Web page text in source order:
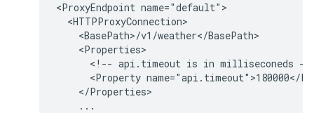
<ProxyEndpoint name="default">
  <HTTPProxyConnection>
    <BasePath>/v1/weather</BasePath>
    <Properties>
<!-- api.timeout is in milliseconeds --
<Property name="api.timeout">180000</
    </Properties>
    ...